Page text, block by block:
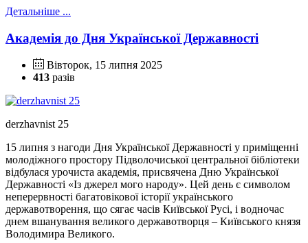
Детальніше ...
Академія до Дня Української Державності
Вівторок, 15 липня 2025
413 разів
derzhavnist 25
15 липня з нагоди Дня Української Державності у приміщенні
молодіжного простору Підволочиської центральної бібліотеки
відбулася урочиста академія, присвячена Дню Української
Державності «Із джерел мого народу». Цей день є символом
неперервності багатовікової історії українського
державотворення, що сягає часів Київської Русі, і водночас
днем вшанування великого державотворця – Київського князя
Володимира Великого.